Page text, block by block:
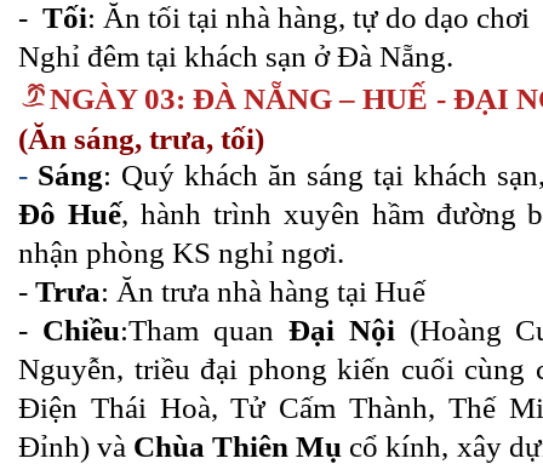
- Tối: Ăn tối tại nhà hàng, tự do dạo chơi
Nghỉ đêm tại khách sạn ở Đà Nẵng.
NGÀY 03: ĐÀ NẴNG – HUẾ - ĐẠI
(Ăn sáng, trưa, tối)
- Sáng: Quý khách ăn sáng tại khách
Đô Huế, hành trình xuyên hầm đường
nhận phòng KS nghỉ ngơi.
- Trưa: Ăn trưa nhà hàng tại Huế
- Chiều:Tham quan Đại Nội (Hoàng
Nguyễn, triều đại phong kiến cuối cùng
Điện Thái Hoà, Tử Cấm Thành, Thế
Đỉnh) và Chùa Thiên Mụ cổ kính, xây